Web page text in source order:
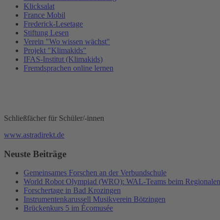
Klicksalat
France Mobil
Frederick-Lesetage
Stiftung Lesen
Verein "Wo wissen wächst"
Projekt "Klimakids"
IFAS-Institut (Klimakids)
Fremdsprachen online lernen
Schließfächer für Schüler/-innen
www.astradirekt.de
Neuste Beiträge
Gemeinsames Forschen an der Verbundschule
World Robot Olympiad (WRO): WAL-Teams beim
Forschertage in Bad Krozingen
Instrumentenkarussell Musikverein Bötzingen
Brückenkurs 5 im Écomusée